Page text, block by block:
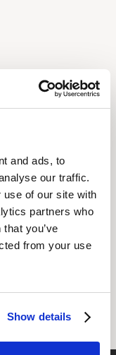
and ads, to
our traffic.
use of our site with
partners who
you’ve
from your use
Show details